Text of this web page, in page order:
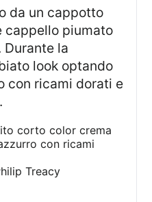
da un cappotto
cappello piumato
la
look optando
con ricami dorati e
corto color crema
con ricami
Treacy